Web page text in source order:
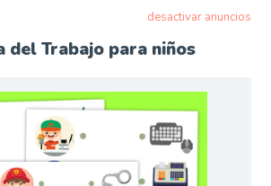
desactivar anuncios
del Trabajo para niños